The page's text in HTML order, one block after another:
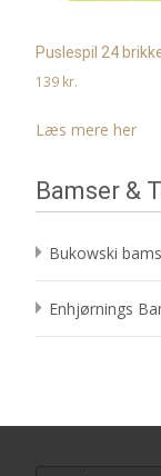
Puslespil 24
139 kr.
Læs mere her
Bamser &
Bukowski
Enhjørnings